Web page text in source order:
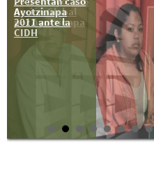
Ayotzinapa
2011 ante la
CIDH
Acción Global
por Ayotzinapa